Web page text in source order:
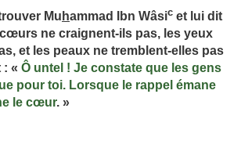
Mu hammad Ibn Wâsic et lui dit
ne craignent-ils pas, les yeux
et les peaux ne tremblent-elles pas
: « Ô untel ! Je constate que les gens
pour toi. Lorsque le rappel émane
le cœur. »